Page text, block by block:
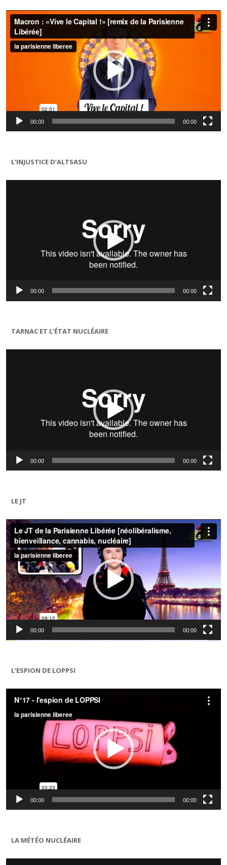
Lecteur
vidéo
00:00 00:00
L’INJUSTICE D’ALTSASU
Lecteur
00:00 00:00
TARNAC ET L’ÉTAT NUCLÉAIRE
Lecteur
00:00 00:00
LE JT
Lecteur
vidéo
00:00 00:00
L’ESPION DE LOPPSI
Lecteur
vidéo
00:00 00:00
LA MÉTÉO NUCLÉAIRE
Lecteur